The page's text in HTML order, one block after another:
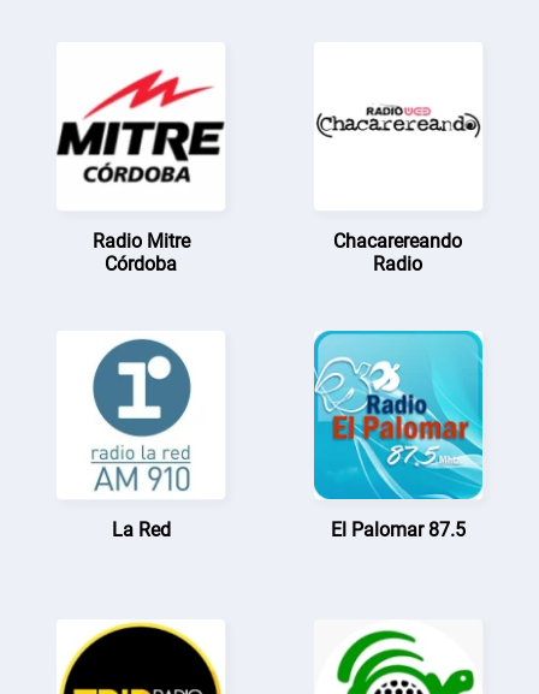
Radio Mitre
Córdoba
Chacarereando
Radio
La Red El Palomar 87.5